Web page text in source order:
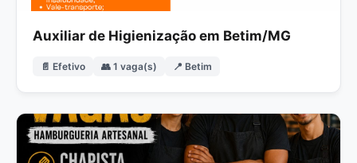
Auxiliar de Higienização em Betim/MG
📄 Efetivo 👥 1 vaga(s) 📍 Betim